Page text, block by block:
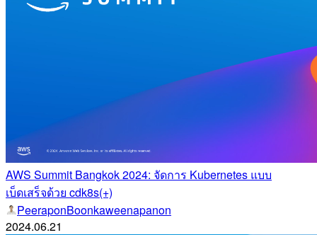
AWS Summit Bangkok 2024: จัดการ Kubernetes แบบ
เบ็ดเสร็จด้วย cdk8s(+)
PeeraponBoonkaweenapanon
2024.06.21